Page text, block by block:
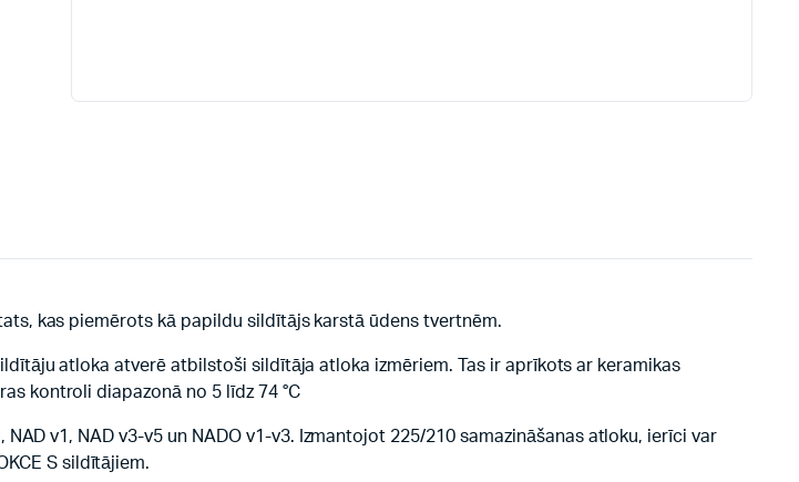
kas piemērots kā papildu sildītājs karstā ūdens tvertnēm.
atloka atverē atbilstoši sildītāja atloka izmēriem. Tas ir aprīkots ar keramikas
kontroli diapazonā no 5 līdz 74 °C
v1, NAD v3-v5 un NADO v1-v3. Izmantojot 225/210 samazināšanas atloku, ierīci var
S sildītājiem.